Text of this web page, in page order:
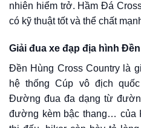
nhiên hiểm trở. Hầm Đá
có kỹ thuật tốt và thể chất
Giải đua xe đạp địa hình
Đền Hùng Cross Country là
hệ thống Cúp vô địch
Đường đua đa dạng từ
đường kèm bậc thang… của